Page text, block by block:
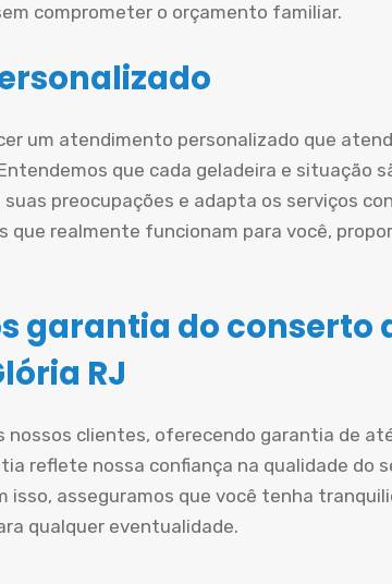
comprometer o orçamento familiar.
um atendimento personalizado que
que cada geladeira e situação
preocupações e adapta os serviços
que realmente funcionam para você,
garantia do conserto
RJ
nossos clientes, oferecendo garantia de
reflete nossa confiança na qualidade do
isso, asseguramos que você tenha
qualquer eventualidade.